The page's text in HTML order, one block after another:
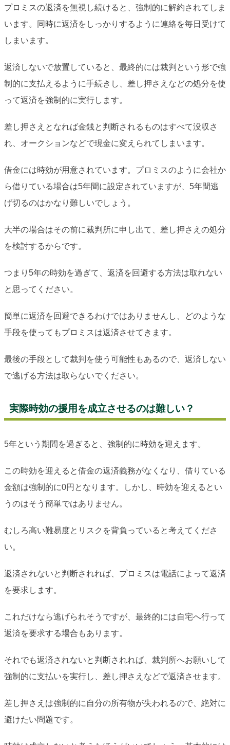
プロミスの返済を無視し続けると、強制的に解約されてしま
います。同時に返済をしっかりするように連絡を毎日受けて
しまいます。
返済しないで放置していると、最終的には裁判という形で強
制的に支払えるように手続きし、差し押さえなどの処分を使
って返済を強制的に実行します。
差し押さえとなれば金銭と判断されるものはすべて没収さ
れ、オークションなどで現金に変えられてしまいます。
借金には時効が用意されています。プロミスのように会社か
ら借りている場合は5年間に設定されていますが、5年間逃
げ切るのはかなり難しいでしょう。
大半の場合はその前に裁判所に申し出て、差し押さえの処分
を検討するからです。
つまり5年の時効を過ぎて、返済を回避する方法は取れない
と思ってください。
簡単に返済を回避できるわけではありませんし、どのような
手段を使ってもプロミスは返済させてきます。
最後の手段として裁判を使う可能性もあるので、返済しない
で逃げる方法は取らないでください。
実際時効の援用を成立させるのは難しい？
5年という期間を過ぎると、強制的に時効を迎えます。
この時効を迎えると借金の返済義務がなくなり、借りている
金額は強制的に0円となります。しかし、時効を迎えるとい
うのはそう簡単ではありません。
むしろ高い難易度とリスクを背負っていると考えてくださ
い。
返済されないと判断されれば、プロミスは電話によって返済
を要求します。
これだけなら逃げられそうですが、最終的には自宅へ行って
返済を要求する場合もあります。
それでも返済されないと判断されれば、裁判所へお願いして
強制的に支払いを実行し、差し押さえなどで返済させます。
差し押さえは強制的に自分の所有物が失われるので、絶対に
避けたい問題です。